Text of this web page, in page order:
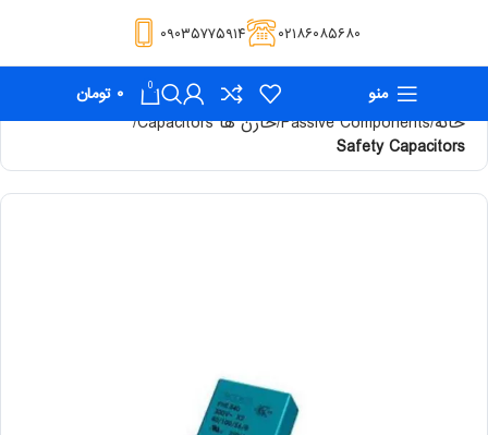
۰۲۱۸۶۰۸۵۶۸۰ ۰۹۰۳۵۷۷۵۹۱۴
منو 0 ۰ تومان
خانهPassive Componentsخازن ها Capacitors
Safety Capacitors